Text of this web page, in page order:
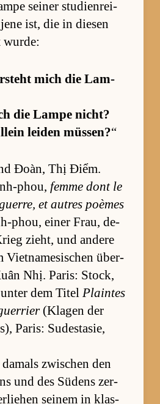
sei­ner stu­di­en­rei­
ist, die in die­sen
wur­de:
mich die Lam­
die Lampe nicht?
lei­den müs­sen?“
Đoàn, Thị Điểm.
phou, femme dont le
et au­tres poè­mes
phou, ei­ner Frau, de­
zieht, und an­dere
Vi­et­na­me­si­schen über­
Nhị. Pa­ris: Stock,
dem Ti­tel Plain­tes
(Kla­gen der
Pa­ris: Su­de­sta­sie,
zwi­schen den
und des Sü­dens zer­
sei­nem in klas­